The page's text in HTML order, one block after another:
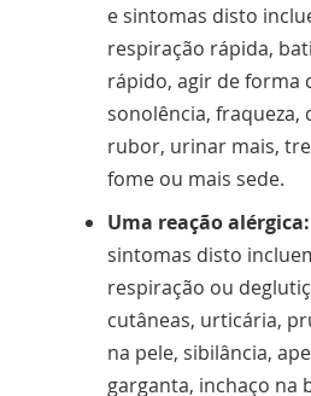
e sintomas disto
respiração rápida,
rápido, agir de forma
sonolência, fraqueza,
rubor, urinar mais,
fome ou mais sede.
Uma reação alérgica:
sintomas disto
respiração ou
cutâneas, urticária,
na pele, sibilância,
garganta, inchaço na